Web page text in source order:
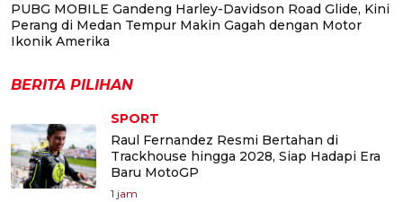
PUBG MOBILE Gandeng Harley-Davidson Road Glide, Kini
Perang di Medan Tempur Makin Gagah dengan Motor
Ikonik Amerika
BERITA PILIHAN
SPORT
Raul Fernandez Resmi Bertahan di
Trackhouse hingga 2028, Siap Hadapi Era
Baru MotoGP
1 jam